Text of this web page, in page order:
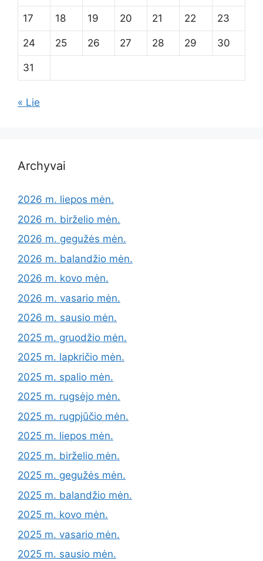
17 18 19 20 21 22 23
24 25 26 27 28 29 30
31
« Lie
Archyvai
2026 m. liepos mėn.
2026 m. birželio mėn.
2026 m. gegužės mėn.
2026 m. balandžio mėn.
2026 m. kovo mėn.
2026 m. vasario mėn.
2026 m. sausio mėn.
2025 m. gruodžio mėn.
2025 m. lapkričio mėn.
2025 m. spalio mėn.
2025 m. rugsėjo mėn.
2025 m. rugpjūčio mėn.
2025 m. liepos mėn.
2025 m. birželio mėn.
2025 m. gegužės mėn.
2025 m. balandžio mėn.
2025 m. kovo mėn.
2025 m. vasario mėn.
2025 m. sausio mėn.